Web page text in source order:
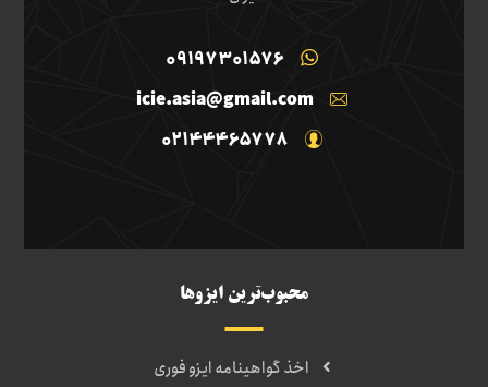
09197301576
icie.asia@gmail.com
02144465778
محبوب‌ترین ایزوها
اخذ گواهینامه ایزو فوری